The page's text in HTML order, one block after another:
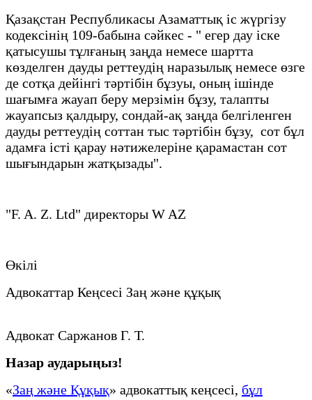
Қазақстан Республикасы Азаматтық іс жүргізу
кодексінің 109-бабына сәйкес - " егер дау іске
қатысушы тұлғаның заңда немесе шартта
көзделген дауды реттеудің наразылық немесе өзге
де сотқа дейінгі тәртібін бұзуы, оның ішінде
шағымға жауап беру мерзімін бұзу, талапты
жауапсыз қалдыру, сондай-ақ заңда белгіленген
дауды реттеудің соттан тыс тәртібін бұзу, сот бұл
адамға істі қарау нәтижелеріне қарамастан сот
шығындарын жатқызады".
"F. A. Z. Ltd" директоры W AZ
Өкілі
Адвокаттар Кеңсесі Заң және құқық
Адвокат Саржанов Г. Т.
Назар аударыңыз!
«Заң және Құқық» адвокаттық кеңсесі, бұл